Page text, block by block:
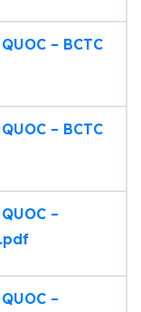
– BCTC
– BCTC
–
–